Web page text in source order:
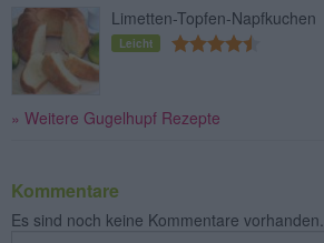
Limetten-Topfen-Napfkuchen
Leicht
» Weitere Gugelhupf Rezepte
Kommentare
Es sind noch keine Kommentare vorhanden.